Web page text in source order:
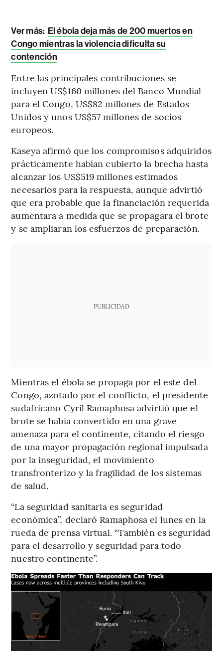
Ver más: El ébola deja más de 200 muertos en
Congo mientras la violencia dificulta su
contención
Entre las principales contribuciones se
incluyen US$160 millones del Banco Mundial
para el Congo, US$82 millones de Estados
Unidos y unos US$57 millones de socios
europeos.
Kaseya afirmó que los compromisos adquiridos
prácticamente habían cubierto la brecha hasta
alcanzar los US$519 millones estimados
necesarios para la respuesta, aunque advirtió
que era probable que la financiación requerida
aumentara a medida que se propagara el brote
y se ampliaran los esfuerzos de preparación.
PUBLICIDAD
Mientras el ébola se propaga por el este del
Congo, azotado por el conflicto, el presidente
sudafricano Cyril Ramaphosa advirtió que el
brote se había convertido en una grave
amenaza para el continente, citando el riesgo
de una mayor propagación regional impulsada
por la inseguridad, el movimiento
transfronterizo y la fragilidad de los sistemas
de salud.
“La seguridad sanitaria es seguridad
económica”, declaró Ramaphosa el lunes en la
rueda de prensa virtual. “También es seguridad
para el desarrollo y seguridad para todo
nuestro continente”.